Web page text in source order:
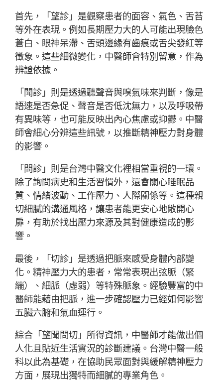
首先，「望診」是觀察患者的面容、氣色、舌苔
等外在表現。例如長期壓力大的人可能出現臉色
蒼白、眼神呆滯、舌頭邊緣有齒痕或舌尖發紅等
徵象。這些細微變化，中醫師會特別留意，作為
辨證依據。
「聞診」則是透過聽聲音與嗅氣味來判斷，像是
語速是否急促、聲音是否低沈無力，以及呼吸帶
有異味等，也可能反映出內心焦慮或抑鬱。中醫
師會細心分辨這些訊號，以推斷精神壓力對身體
的影響。
「問診」則是台灣中醫文化裡相當重視的一環。
除了詢問病史和生活習慣外，還會關心睡眠品
質、情緒波動、工作壓力、人際關係等。這種親
切細膩的溝通風格，讓患者能更安心地敞開心
扉，有助於找出壓力來源及其對健康造成的影
響。
最後，「切診」是透過把脈來感受身體內部變
化。精神壓力大的患者，常常表現出弦脈（緊
繃）、細脈（虛弱）等特殊脈象。經驗豐富的中
醫師能藉由把脈，進一步確認壓力已經如何影響
五臟六腑和氣血運行。
綜合「望聞問切」所得資訊，中醫師才能做出個
人化且貼近生活實況的診斷建議。台灣中醫一般
科以此為基礎，在協助民眾面對與緩解精神壓力
方面，展現出獨特而細膩的專業角色。